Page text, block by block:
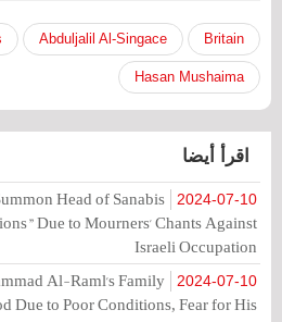
Britain
Abduljalil Al-Singace
Hasan Mushaima
اقرأ أيضا
2024-07-10
Head of Sanabis
Due to Mourners' Chants Against
Israeli Occupation
2024-07-10
Al-Raml's Family
Due to Poor Conditions, Fear for His